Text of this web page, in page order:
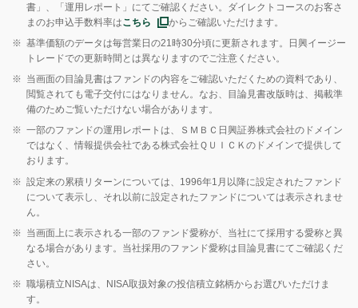
書」、「運用レポート」にてご確認ください。ダイレクトコースのお客さ
まのお申込手数料率はこちら
からご確認いただけます。
※ 基準価額のデータは毎営業日の21時30分頃に更新されます。日興イージー
トレードでの更新時間とは異なりますのでご注意ください。
※ 当画面の目論見書はファンドの内容をご確認いただくための資料であり、
閲覧されても電子交付にはなりません。なお、目論見書改版時は、掲載準
備のためご覧いただけない場合があります。
※ 一部のファンドの運用レポートは、ＳＭＢＣ日興証券株式会社のドメイン
ではなく、情報提供会社である株式会社ＱＵＩＣＫのドメインで提供して
おります。
※ 設定来の累積リターンについては、1996年1月以降に設定されたファンド
について表示し、それ以前に設定されたファンドについては表示されませ
ん。
※ 当画面上に表示される一部のファンド愛称が、当社にて採用する愛称と異
なる場合があります。当社採用のファンド愛称は目論見書にてご確認くだ
さい。
※ 職場積立NISAは、NISA取扱対象の投信積立銘柄からお選びいただけま
す。